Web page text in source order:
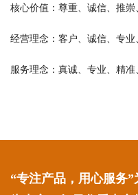
核心价值：尊重、诚信、推
经营理念：客户、诚信、专业
服务理念：真诚、专业、精
“专注产品，用心服务